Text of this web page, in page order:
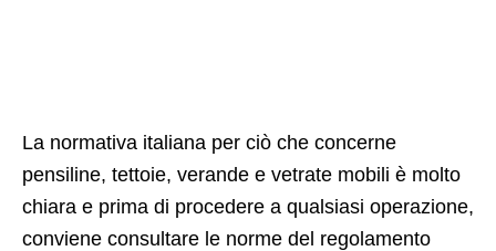
La normativa italiana per ciò che concerne
pensiline, tettoie, verande e vetrate mobili è molto
chiara e prima di procedere a qualsiasi operazione,
conviene consultare le norme del regolamento